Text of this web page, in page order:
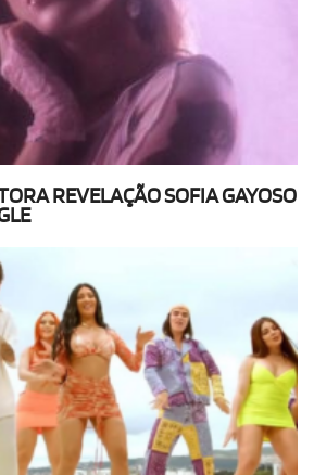
REVELAÇÃO SOFIA GAYOSO